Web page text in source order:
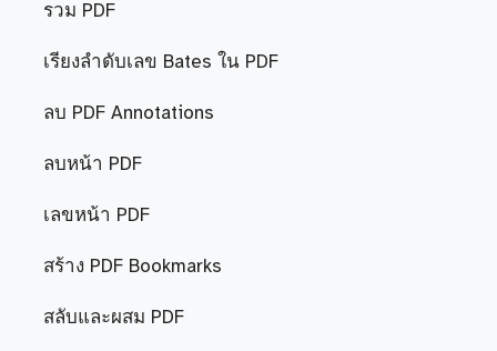
รวม PDF
เรียงลำดับเลข Bates ใน PDF
ลบ PDF Annotations
ลบหน้า PDF
เลขหน้า PDF
สร้าง PDF Bookmarks
สลับและผสม PDF